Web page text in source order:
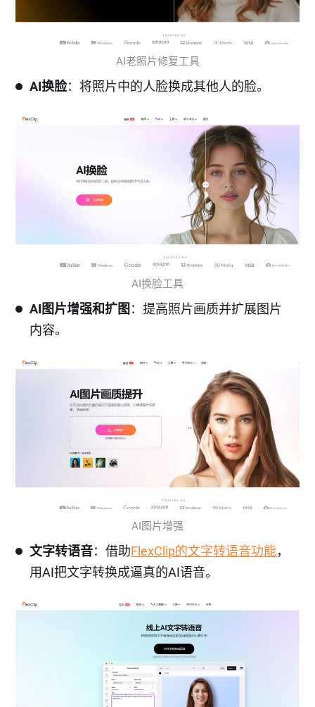
AI老照片修复工具
AI换脸：将照片中的人脸换成其他人的脸。
AI换脸工具
AI图片增强和扩图 ：提高照片画质并扩展图片
内容。
AI图片增强
文字转语音：借助FlexClip的文字转语音功能，
用AI把文字转换成逼真的AI语音。